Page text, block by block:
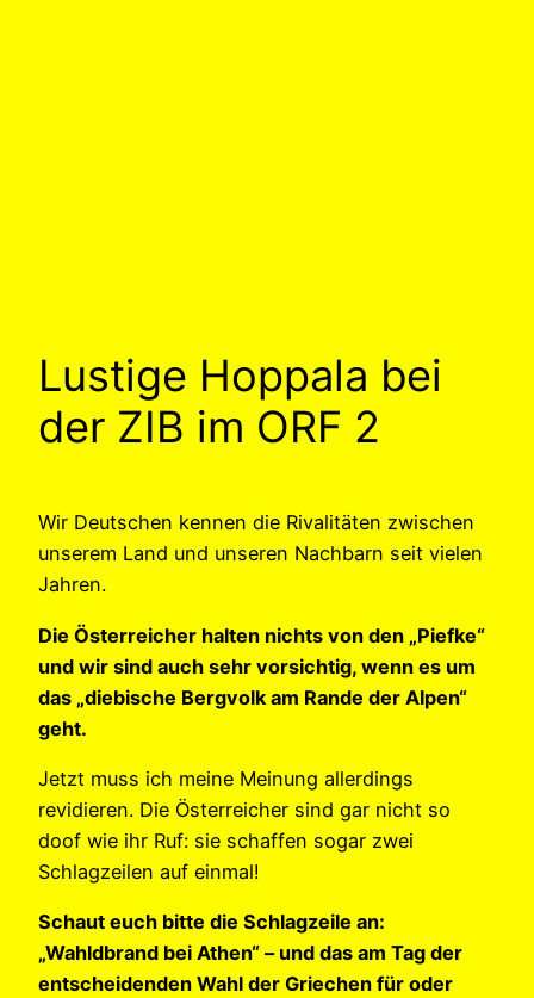
Lustige Hoppala bei
der ZIB im ORF 2
Wir Deutschen kennen die Rivalitäten zwischen
unserem Land und unseren Nachbarn seit vielen
Jahren.
Die Österreicher halten nichts von den „Piefke“
und wir sind auch sehr vorsichtig, wenn es um
das „diebische Bergvolk am Rande der Alpen“
geht.
Jetzt muss ich meine Meinung allerdings
revidieren. Die Österreicher sind gar nicht so
doof wie ihr Ruf: sie schaffen sogar zwei
Schlagzeilen auf einmal!
Schaut euch bitte die Schlagzeile an:
„Wahldbrand bei Athen“ – und das am Tag der
entscheidenden Wahl der Griechen für oder